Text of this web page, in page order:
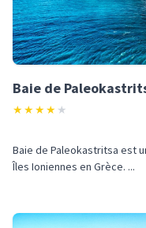
Baie de
★★★★ ★
Baie de Paleokastritsa est
Îles Ioniennes en Grèce. ...